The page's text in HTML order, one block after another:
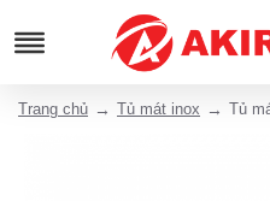
Trang chủ Tủ mát inox Tủ